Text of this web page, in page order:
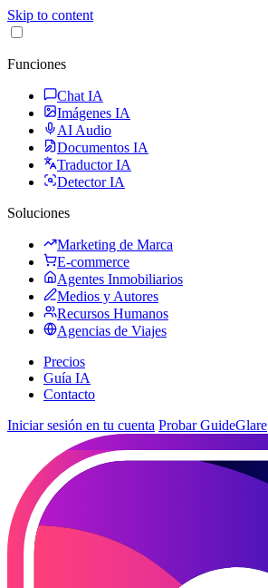
Skip to content
Funciones
Chat IA
Imágenes IA
AI Audio
Documentos IA
Traductor IA
Detector IA
Soluciones
Marketing de Marca
E-commerce
Agentes Inmobiliarios
Medios y Autores
Recursos Humanos
Agencias de Viajes
Precios
Guía IA
Contacto
Iniciar sesión en tu cuenta Probar GuideGlare